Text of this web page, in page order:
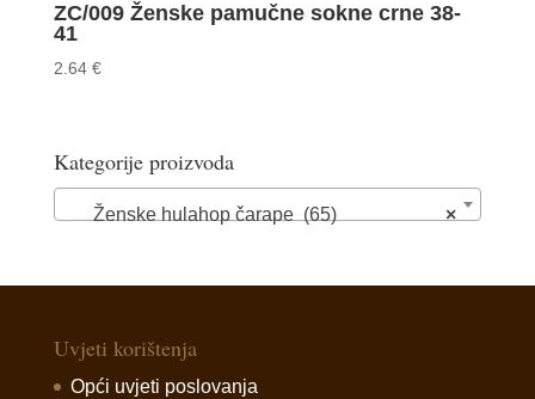
ZC/009 Ženske pamučne sokne crne 38-
41
2.64 €
Kategorije proizvoda
×
Ženske hulahop čarape (65)
Uvjeti korištenja
Opći uvjeti poslovanja